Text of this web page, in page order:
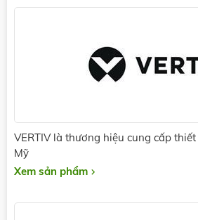
VERTIV là thương hiệu cung cấp
Mỹ
Xem sản phẩm